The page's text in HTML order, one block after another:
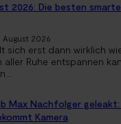
2026: Die besten
August 2026
sich erst dann wirklich
aller Ruhe entspannen
Max Nachfolger
Kamera